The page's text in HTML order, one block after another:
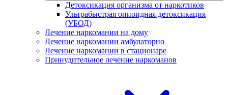
Детоксикация организма от наркотиков
Ультрабыстрая опиоидная детоксикация
(УБОД)
Лечение наркомании на дому
Лечение наркомании амбулаторно
Лечение наркомании в стационаре
Принудительное лечение наркоманов